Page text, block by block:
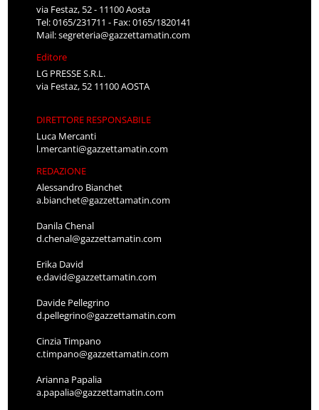
via Festaz, 52 - 11100 Aosta
Tel: 0165/231711 - Fax: 0165/1820141
Mail:segreteria@gazzettamatin.com
Editore
LG PRESSE S.R.L.
via Festaz, 52 11100 AOSTA
DIRETTORE RESPONSABILE
Luca Mercanti
l.mercanti@gazzettamatin.com
REDAZIONE
Alessandro Bianchet
a.bianchet@gazzettamatin.com
Danila Chenal
d.chenal@gazzettamatin.com
Erika David
e.david@gazzettamatin.com
Davide Pellegrino
d.pellegrino@gazzettamatin.com
Cinzia Timpano
c.timpano@gazzettamatin.com
Arianna Papalia
a.papalia@gazzettamatin.com